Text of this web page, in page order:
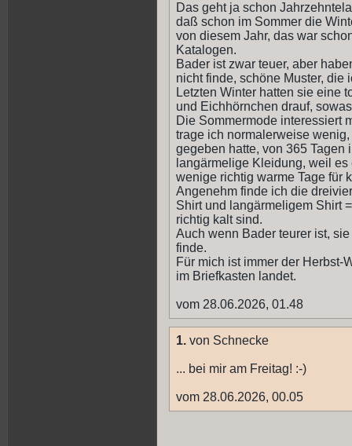
Das geht ja schon
daß schon im Sommer die
von diesem Jahr, das war
Katalogen.
Bader ist zwar teuer, aber
nicht finde, schöne Muster, die
Letzten Winter hatten sie eine
und Eichhörnchen drauf,
Die Sommermode interessiert
trage ich normalerweise
gegeben hatte, von 365 Tagen
langärmelige Kleidung, weil
wenige richtig warme Tage für
Angenehm finde ich die
Shirt und langärmeligem Shirt
richtig kalt sind.
Auch wenn Bader teurer ist,
finde.
Für mich ist immer der Herbst-
im Briefkasten landet.
vom 28.06.2026, 01.48
1. von Schnecke
... bei mir am Freitag! :-)
vom 28.06.2026, 00.05